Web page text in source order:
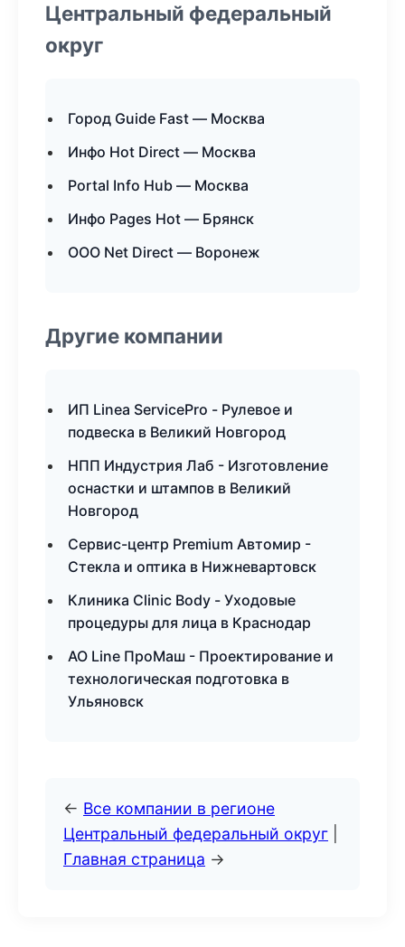
Центральный федеральный
округ
Город Guide Fast — Москва
Инфо Hot Direct — Москва
Portal Info Hub — Москва
Инфо Pages Hot — Брянск
ООО Net Direct — Воронеж
Другие компании
ИП Linea ServicePro - Рулевое и
подвеска в Великий Новгород
НПП Индустрия Лаб - Изготовление
оснастки и штампов в Великий
Новгород
Сервис-центр Premium Автомир -
Стекла и оптика в Нижневартовск
Клиника Clinic Body - Уходовые
процедуры для лица в Краснодар
АО Line ПроМаш - Проектирование и
технологическая подготовка в
Ульяновск
← Все компании в регионе
Центральный федеральный округ
Главная страница →